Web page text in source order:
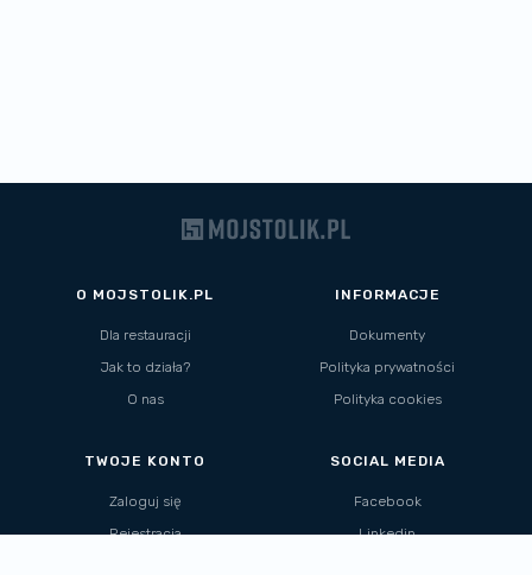
O MOJSTOLIK.PL
Dla restauracji
Jak to działa?
O nas
INFORMACJE
Dokumenty
Polityka prywatności
Polityka cookies
TWOJE KONTO
Zaloguj się
Rejestracja
SOCIAL MEDIA
Facebook
Linkedin